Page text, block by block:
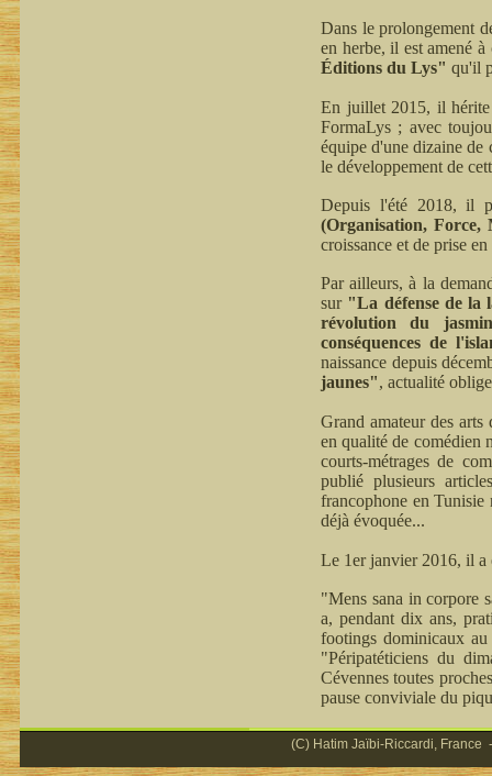
Dans le prolongement
en herbe, il est amené
Éditions du Lys" qu'il
En juillet 2015, il hérite
FormaLys ; avec
équipe d'une dizaine de
le développement de
Depuis l'été 2018, il
(Organisation, Force,
croissance et de prise
Par ailleurs, à la
sur "La défense de la
révolution du
conséquences de
naissance depuis
jaunes", actualité
Grand amateur des arts
en qualité de comédien
courts-métrages de
publié plusieurs
francophone en Tunisie
déjà évoquée...
Le 1er janvier 2016, il a
"Mens sana in corpore
a, pendant dix ans,
footings dominicaux
"Péripatéticiens du
Cévennes toutes
pause conviviale du
(C) Hatim Jaïbi-Riccardi, France